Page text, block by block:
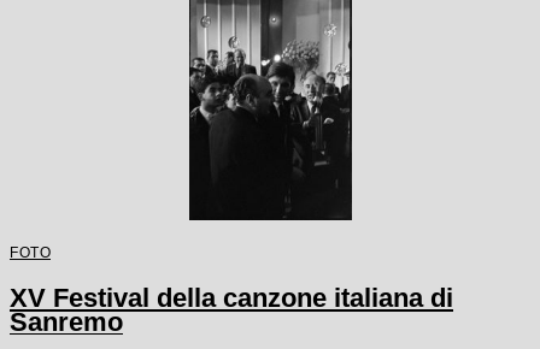
FOTO
XV Festival della canzone italiana di
Sanremo